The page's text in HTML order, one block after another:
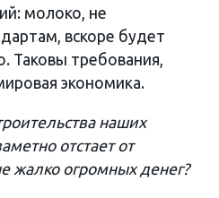
молоко, не
вскоре будет
Таковы требования,
экономика.
наших
отстает от
жалко огромных денег?